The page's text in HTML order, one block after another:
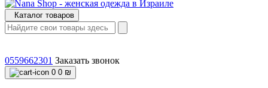
Каталог товаров
0559662301 Заказать звонок
0 0 ₪